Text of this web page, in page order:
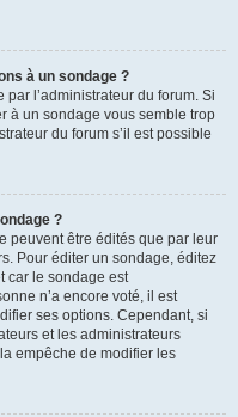
à un sondage ?
par l’administrateur du forum. Si
à un sondage vous semble trop
du forum s’il est possible
?
peuvent être édités que par leur
Pour éditer un sondage, éditez
car le sondage est
n’a encore voté, il est
ses options. Cependant, si
et les administrateurs
empêche de modifier les